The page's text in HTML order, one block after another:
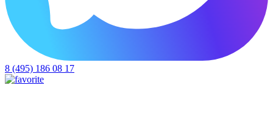
8 (495) 186 08 17